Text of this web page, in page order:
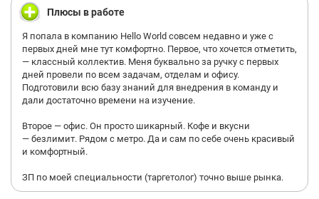
бывает встречались вещи, которые я сама еще не пробовала.
Плюсы в работе
Я попала в компанию Hello World совсем недавно и уже с
первых дней мне тут комфортно. Первое, что хочется отметить,
— классный коллектив. Меня буквально за ручку с первых
дней провели по всем задачам, отделам и офису.
Подготовили всю базу знаний для внедрения в команду и
дали достаточно времени на изучение.
Второе — офис. Он просто шикарный. Кофе и вкусни
— безлимит. Рядом с метро. Да и сам по себе очень красивый
и комфортный.
ЗП по моей специальности (таргетолог) точно выше рынка.